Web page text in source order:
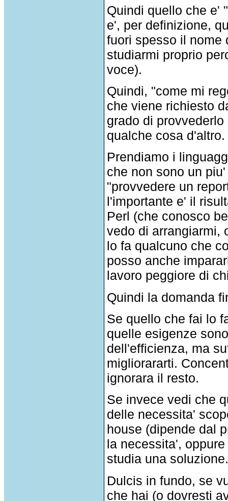
Quindi quello che e'
e', per definizione,
fuori spesso il nome
studiarmi proprio
voce).
Quindi, "come mi
che viene richiesto
grado di
qualche cosa d'altro.
Prendiamo i
che non sono un
"provvedere un
l'importante e' il
Perl (che conosco
vedo di arrangiarmi,
lo fa qualcuno che
posso anche
lavoro peggiore di
Quindi la domanda
Se quello che fai lo
quelle esigenze
dell'efficienza, ma
migliorararti.
ignorara il resto.
Se invece vedi che
delle necessita'
house (dipende dal
la necessita',
studia una
Dulcis in fundo, se
che hai (o dovresti